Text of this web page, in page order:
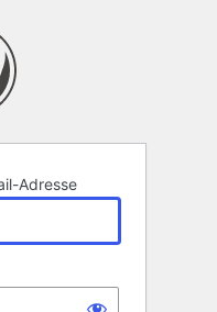
Adresse